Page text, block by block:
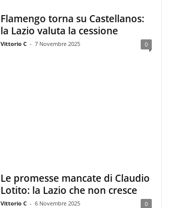
Flamengo torna su Castellanos:
la Lazio valuta la cessione
Vittorio C - 7 Novembre 2025 0
Le promesse mancate di Claudio
Lotito: la Lazio che non cresce
Vittorio C - 6 Novembre 2025 0